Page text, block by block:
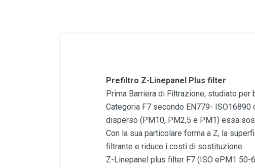
Prefiltro Z-Linepanel Plus filter
Prima Barriera di Filtrazione, studiato
Categoria F7 secondo EN779-
disperso (PM10, PM2,5 e PM1) essa
Con la sua particolare forma a Z, la
filtrante e riduce i costi di sostituzione.
Z-Linepanel plus filter F7 (ISO ePM1 50-